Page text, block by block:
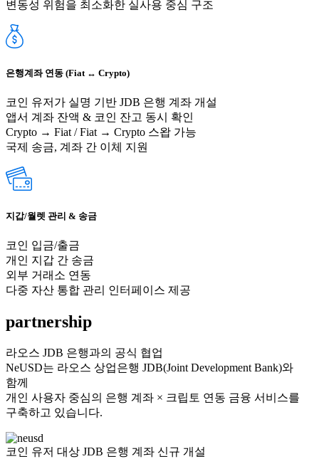
변동성 위험을 최소화한 실사용 중심 구조
은행계좌 연동 (Fiat ↔ Crypto)
코인 유저가 실명 기반 JDB 은행 계좌 개설
앱서 계좌 잔액 & 코인 잔고 동시 확인
Crypto → Fiat / Fiat → Crypto 스왑 가능
국제 송금, 계좌 간 이체 지원
지갑/월렛 관리 & 송금
코인 입금/출금
개인 지갑 간 송금
외부 거래소 연동
다중 자산 통합 관리 인터페이스 제공
partnership
라오스 JDB 은행과의 공식 협업
NeUSD는 라오스 상업은행 JDB(Joint Development Bank)와
함께
개인 사용자 중심의 은행 계좌 × 크립토 연동 금융 서비스를
구축하고 있습니다.
코인 유저 대상 JDB 은행 계좌 신규 개설